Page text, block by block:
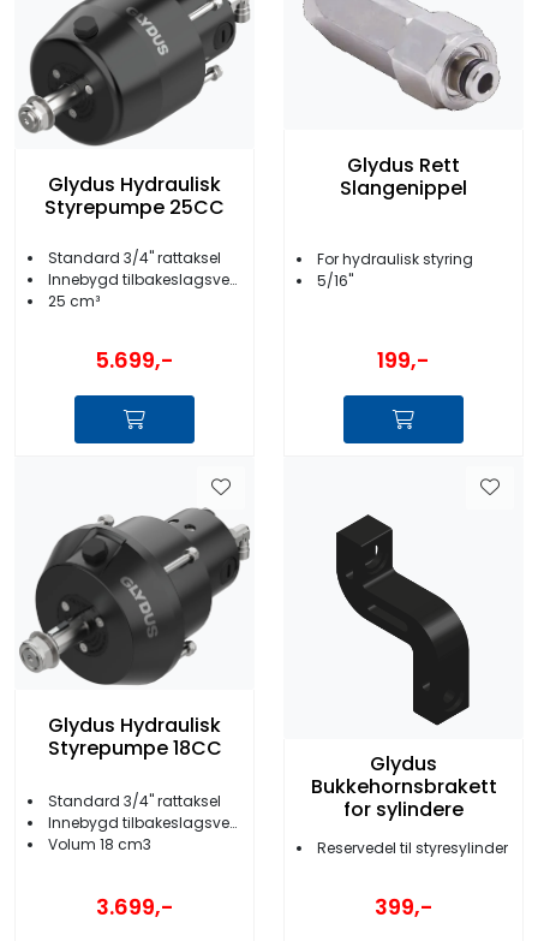
Glydus Hydraulisk
Styrepumpe 25CC
Standard 3/4'' rattaksel
Innebygd tilbakeslagsventil
25 cm³
5.699,-
Glydus Rett
Slangenippel
For hydraulisk styring
5/16''
199,-
Glydus Hydraulisk
Styrepumpe 18CC
Standard 3/4'' rattaksel
Innebygd tilbakeslagsventil
Volum 18 cm3
3.699,-
Glydus
Bukkehornsbrakett
for sylindere
Reservedel til styresylinder
399,-